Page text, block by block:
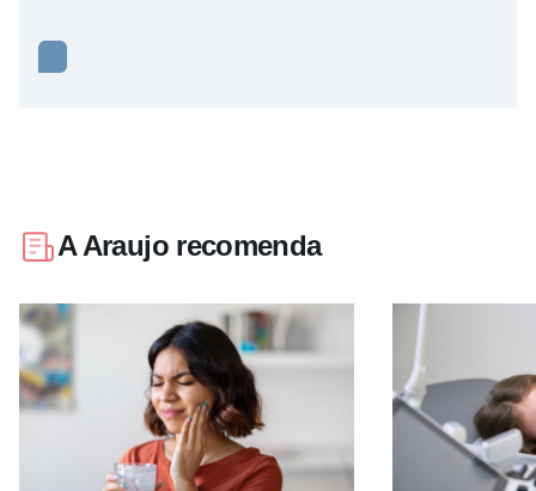
A Araujo recomenda